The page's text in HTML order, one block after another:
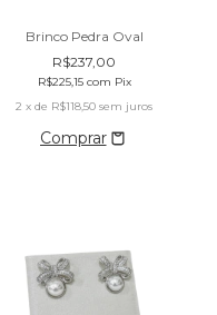
Brinco Pedra Oval
R$237,00
R$225,15 com Pix
2 x de R$118,50 sem juros